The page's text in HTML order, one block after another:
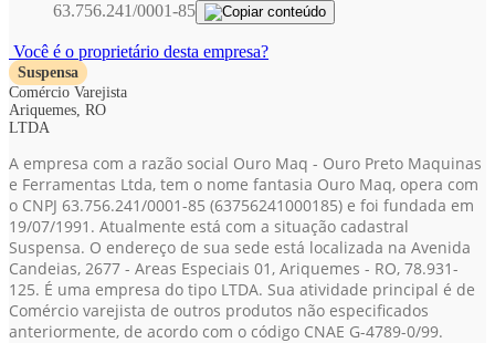
63.756.241/0001-85
Você é o proprietário desta empresa?
Suspensa
Comércio Varejista
Ariquemes, RO
LTDA
A empresa com a razão social Ouro Maq - Ouro Preto Maquinas
e Ferramentas Ltda, tem o nome fantasia Ouro Maq, opera com
o CNPJ 63.756.241/0001-85 (63756241000185) e foi fundada em
19/07/1991. Atualmente está com a situação cadastral
Suspensa. O endereço de sua sede está localizada na Avenida
Candeias, 2677 - Areas Especiais 01, Ariquemes - RO, 78.931-
125. É uma empresa do tipo LTDA. Sua atividade principal é de
Comércio varejista de outros produtos não especificados
anteriormente, de acordo com o código CNAE G-4789-0/99.